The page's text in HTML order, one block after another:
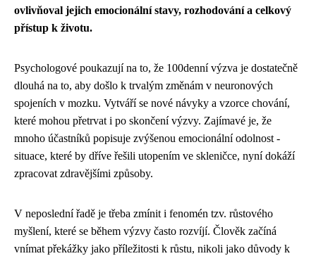
ovlivňoval jejich emocionální stavy, rozhodování a celkový
přístup k životu.
Psychologové poukazují na to, že 100denní výzva je dostatečně
dlouhá na to, aby došlo k trvalým změnám v neuronových
spojeních v mozku. Vytváří se nové návyky a vzorce chování,
které mohou přetrvat i po skončení výzvy. Zajímavé je, že
mnoho účastníků popisuje zvýšenou emocionální odolnost -
situace, které by dříve řešili utopením ve skleničce, nyní dokáží
zpracovat zdravějšími způsoby.
V neposlední řadě je třeba zmínit i fenomén tzv. růstového
myšlení, které se během výzvy často rozvíjí. Člověk začíná
vnímat překážky jako příležitosti k růstu, nikoli jako důvody k